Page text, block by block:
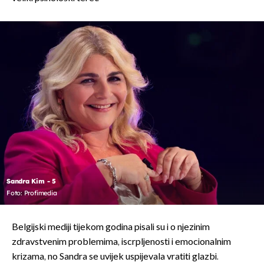
Sandra Kim - 5
Foto: Profimedia
Belgijski mediji tijekom godina pisali su i o njezinim
zdravstvenim problemima, iscrpljenosti i emocionalnim
krizama, no Sandra se uvijek uspijevala vratiti glazbi.